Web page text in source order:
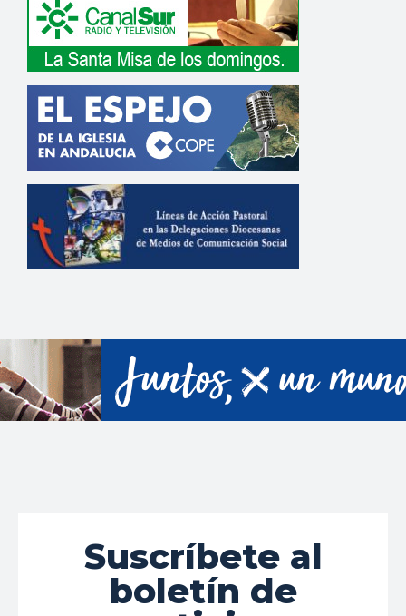
Suscríbete al
boletín de